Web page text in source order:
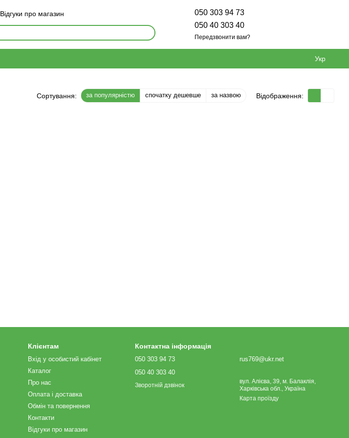
Відгуки про магазин
050 303 94 73
050 40 303 40
Передзвонити вам?
Укр
Сортування: за популярністю спочатку дешевше за назвою Відображення:
Клієнтам
Вхід у особистий кабінет
Каталог
Про нас
Оплата і доставка
Обмін та повернення
Контакти
Відгуки про магазин
Контактна інформація
050 303 94 73
050 40 303 40
Зворотній дзвінок
rus769@ukr.net
вул. Алієва, 39, м. Балаклія,
Харківська обл., Україна
Карта проїзду